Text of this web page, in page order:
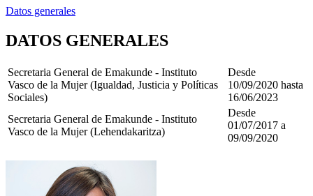
Datos generales
DATOS GENERALES
Secretaria General de Emakunde - Instituto
Vasco de la Mujer (Igualdad, Justicia y Políticas
Sociales)
Desde
10/09/2020 hasta
16/06/2023
Secretaria General de Emakunde - Instituto
Vasco de la Mujer (Lehendakaritza)
Desde
01/07/2017 a
09/09/2020